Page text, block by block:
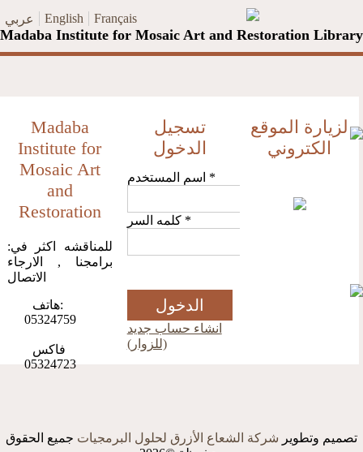
عربي
English Français
Madaba Institute for Mosaic Art and Restoration Library
Madaba
Institute for
Mosaic Art
and
Restoration
:للمناقشه اكثر في
برامجنا , الارجاء
الاتصال
هاتف:
05324759
فاكس
05324723
تسجيل
الدخول
*
كلمه السر *
انشاء حساب جديد
(للزوار)
لزيارة الموقع
الكتروني
تصميم وتطوير شركة الشعاع الأزرق لحلول البرمجيات جميع الحقوق